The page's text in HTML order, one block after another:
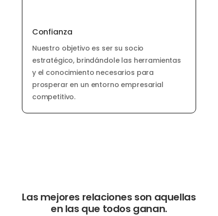
Confianza
Nuestro objetivo es ser su socio
estratégico, brindándole las herramientas
y el conocimiento necesarios para
prosperar en un entorno empresarial
competitivo.
Las mejores relaciones son aquellas
en las que todos ganan.